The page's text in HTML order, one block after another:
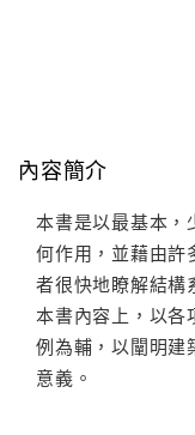
內容簡介
本書是以最基本，
何作用，並藉由許
者很快地瞭解結構
本書內容上，以各
例為輔，以闡明建
意義。